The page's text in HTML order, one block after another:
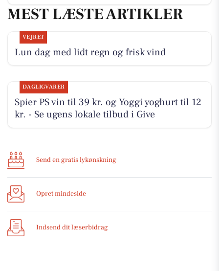
MEST LÆSTE ARTIKLER
VEJRET
Lun dag med lidt regn og frisk vind
DAGLIGVARER
Spier PS vin til 39 kr. og Yoggi yoghurt til 12
kr. - Se ugens lokale tilbud i Give
Send en gratis lykønskning
Opret mindeside
Indsend dit læserbidrag